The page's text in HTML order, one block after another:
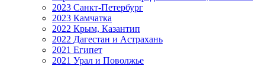
2023 Санкт-Петербург
2023 Камчатка
2022 Крым, Казантип
2022 Дагестан и Астрахань
2021 Египет
2021 Урал и Поволжье